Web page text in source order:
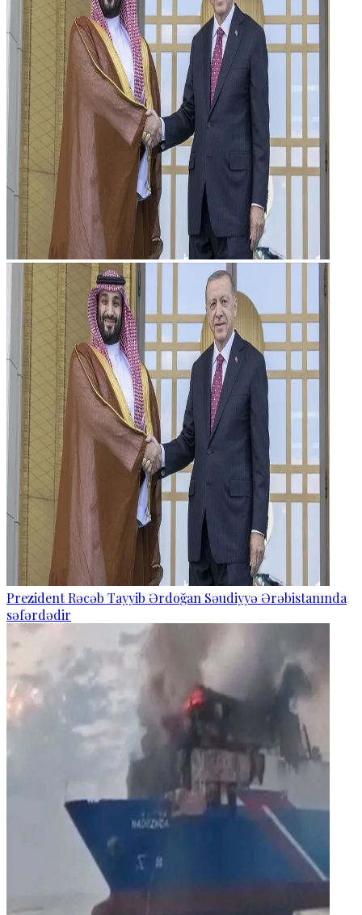
Prezident Rəcəb Tayyib Ərdoğan Səudiyyə Ərəbistanında
səfərdədir